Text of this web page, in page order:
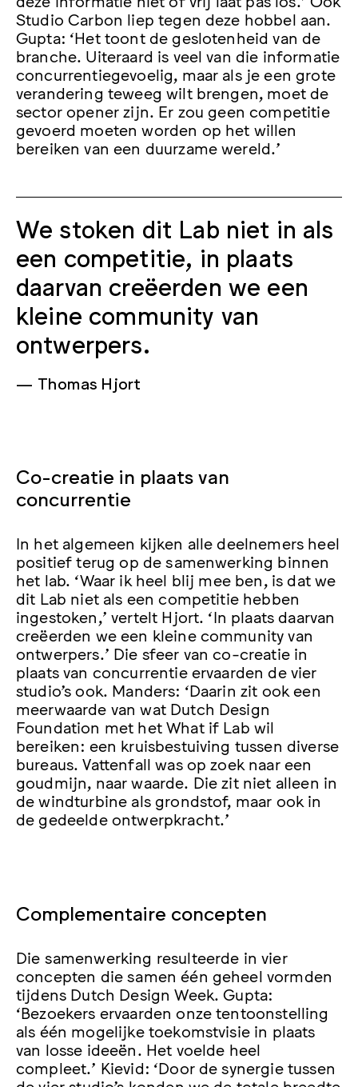
Studio Carbon liep tegen deze hobbel aan.
Gupta: ‘Het toont de geslotenheid van de
branche. Uiteraard is veel van die informatie
concurrentiegevoelig, maar als je een grote
verandering teweeg wilt brengen, moet de
sector opener zijn. Er zou geen competitie
gevoerd moeten worden op het willen
bereiken van een duurzame wereld.’
We stoken dit Lab niet in als
een competitie, in plaats
daarvan creëerden we een
kleine community van
ontwerpers.
Thomas Hjort
Co-creatie in plaats van
concurrentie
In het algemeen kijken alle deelnemers heel
positief terug op de samenwerking binnen
het lab. ‘Waar ik heel blij mee ben, is dat we
dit Lab niet als een competitie hebben
ingestoken,’ vertelt Hjort. ‘In plaats daarvan
creëerden we een kleine community van
ontwerpers.’ Die sfeer van co-creatie in
plaats van concurrentie ervaarden de vier
studio’s ook. Manders: ‘Daarin zit ook een
meerwaarde van wat Dutch Design
Foundation met het What if Lab wil
bereiken: een kruisbestuiving tussen diverse
bureaus. Vattenfall was op zoek naar een
goudmijn, naar waarde. Die zit niet alleen in
de windturbine als grondstof, maar ook in
de gedeelde ontwerpkracht.’
Complementaire concepten
Die samenwerking resulteerde in vier
concepten die samen één geheel vormden
tijdens Dutch Design Week. Gupta:
‘Bezoekers ervaarden onze tentoonstelling
als één mogelijke toekomstvisie in plaats
van losse ideeën. Het voelde heel
compleet.’ Kievid: ‘Door de synergie tussen